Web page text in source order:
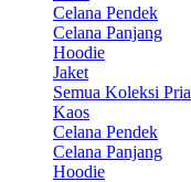
Celana Pendek
Celana Panjang
Hoodie
Jaket
Semua Koleksi Pria
Kaos
Celana Pendek
Celana Panjang
Hoodie